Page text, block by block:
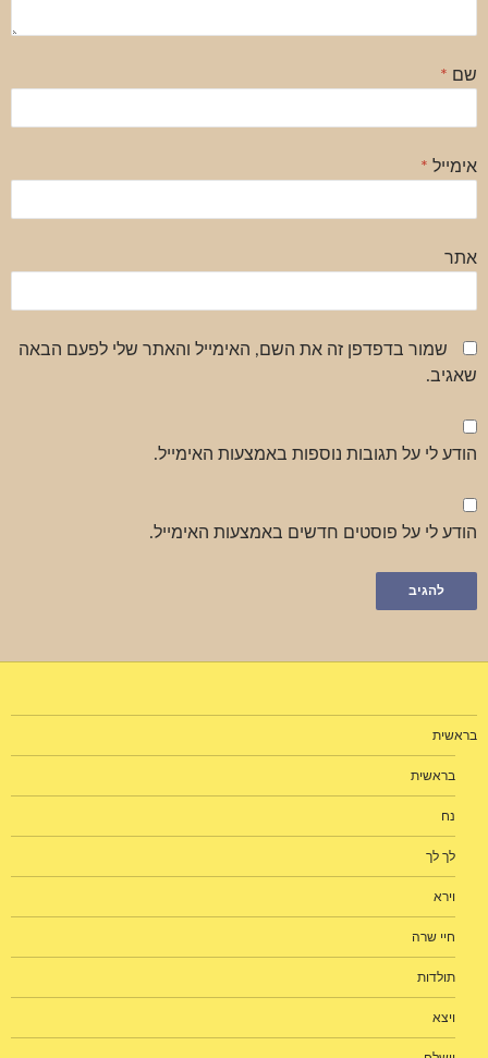
שם *
אימייל *
אתר
שמור בדפדפן זה את השם, האימייל והאתר שלי לפעם הבאה
שאגיב.
הודע לי על תגובות נוספות באמצעות האימייל.
הודע לי על פוסטים חדשים באמצעות האימייל.
בראשית
בראשית
נח
לך לך
וירא
חיי שרה
תולדות
ויצא